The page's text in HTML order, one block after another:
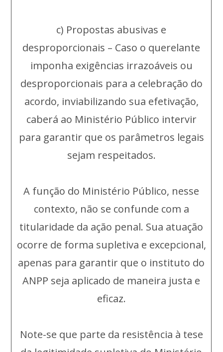
c) Propostas abusivas e
desproporcionais – Caso o querelante
imponha exigências irrazoáveis ou
desproporcionais para a celebração do
acordo, inviabilizando sua efetivação,
caberá ao Ministério Público intervir
para garantir que os parâmetros legais
sejam respeitados.
A função do Ministério Público, nesse
contexto, não se confunde com a
titularidade da ação penal. Sua atuação
ocorre de forma supletiva e excepcional,
apenas para garantir que o instituto do
ANPP seja aplicado de maneira justa e
eficaz.
Note-se que parte da resistência à tese